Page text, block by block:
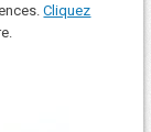
Cliquez